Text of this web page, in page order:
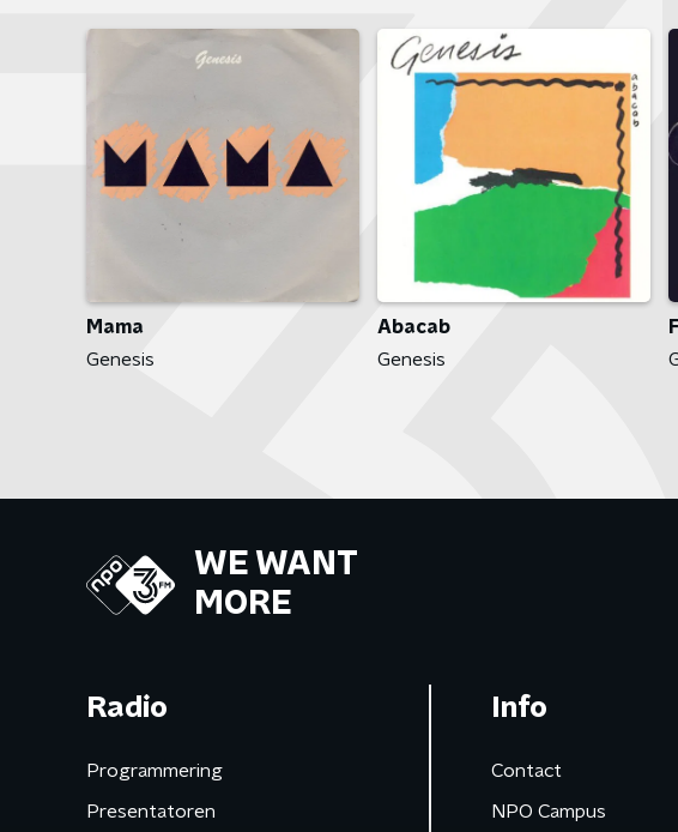
Mama
Genesis
Abacab
Genesis
WE WANT
MORE
Radio
Programmering
Presentatoren
Info
Contact
NPO Campus